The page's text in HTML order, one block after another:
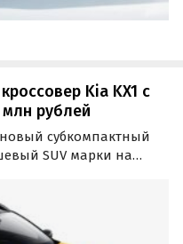
Kia KX1 с
рублей
субкомпактный
SUV марки на
на одном из
рублей, сообщает